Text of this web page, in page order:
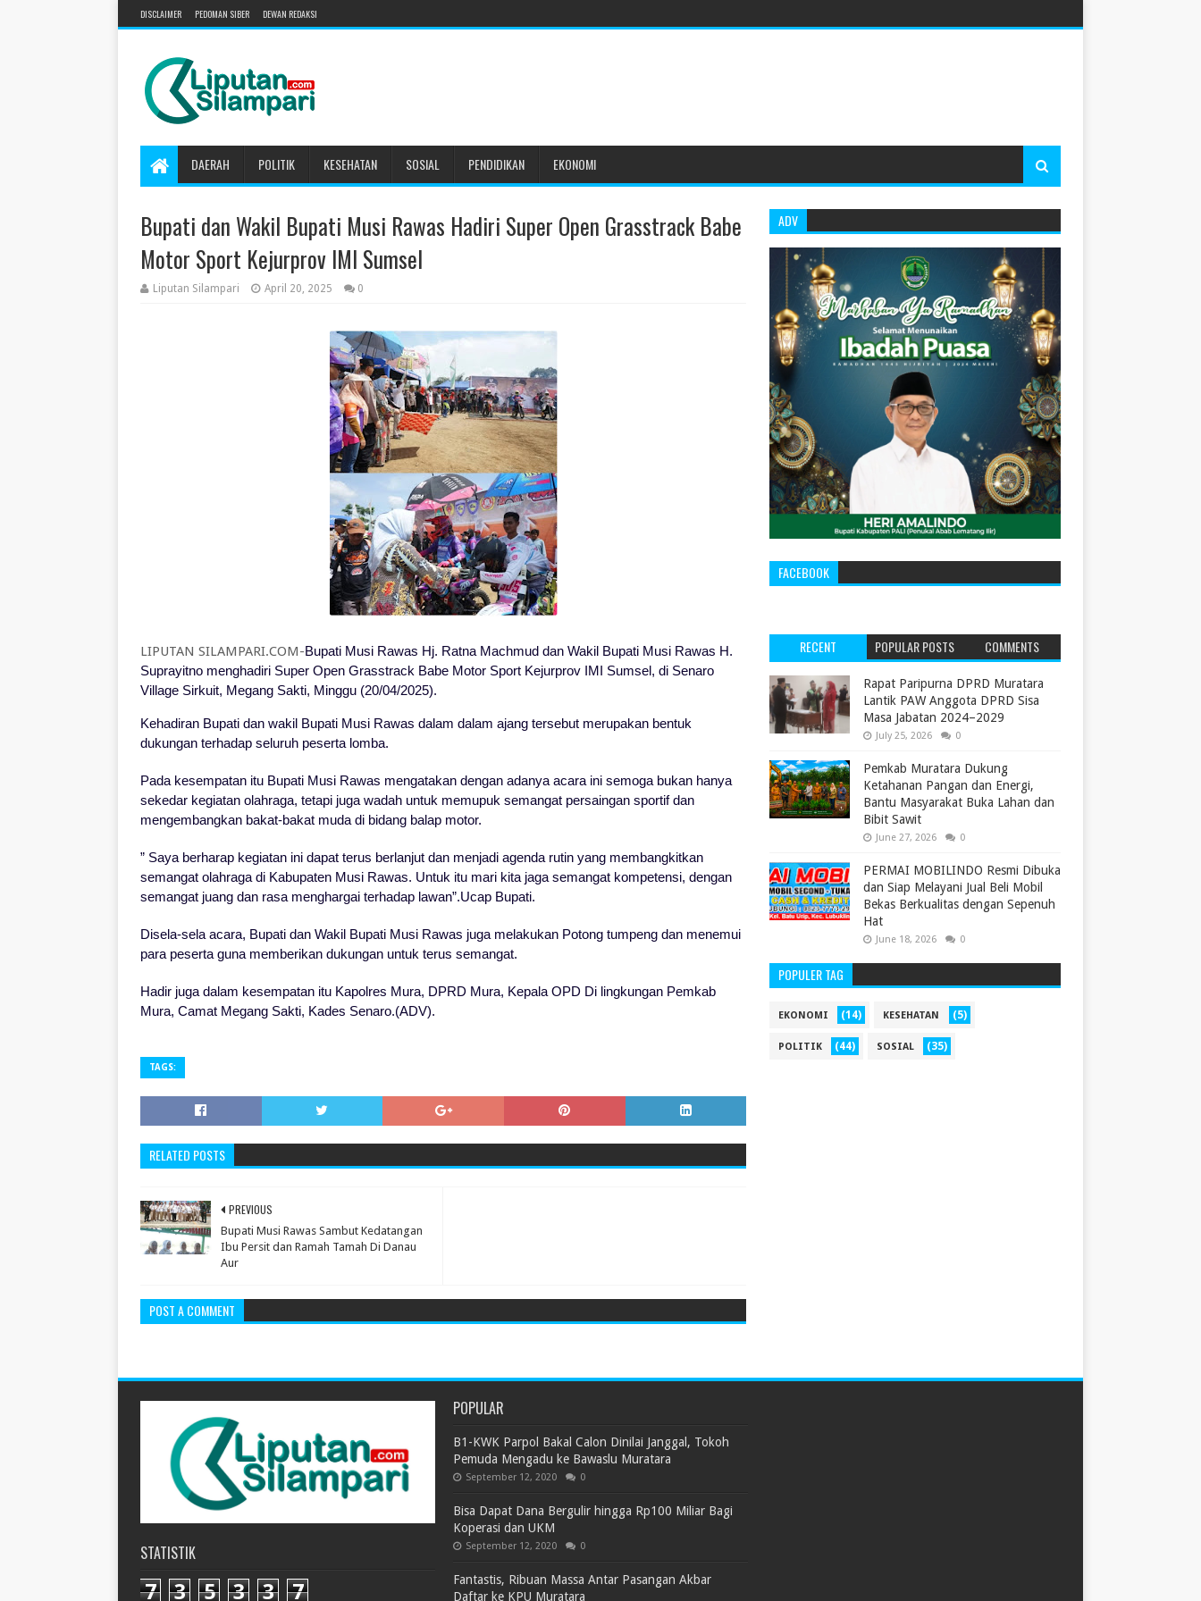
DISCLAIMER PEDOMAN SIBER DEWAN REDAKSI
DAERAH POLITIK KESEHATAN SOSIAL PENDIDIKAN EKONOMI
Bupati dan Wakil Bupati Musi Rawas Hadiri Super Open Grasstrack Babe
Motor Sport Kejurprov IMI Sumsel
Liputan Silampari April 20, 2025 0
LIPUTAN SILAMPARI.COM-Bupati Musi Rawas Hj. Ratna Machmud dan Wakil Bupati Musi Rawas H.
Suprayitno menghadiri Super Open Grasstrack Babe Motor Sport Kejurprov IMI Sumsel, di Senaro
Village Sirkuit, Megang Sakti, Minggu (20/04/2025).
Kehadiran Bupati dan wakil Bupati Musi Rawas dalam dalam ajang tersebut merupakan bentuk
dukungan terhadap seluruh peserta lomba.
Pada kesempatan itu Bupati Musi Rawas mengatakan dengan adanya acara ini semoga bukan hanya
sekedar kegiatan olahraga, tetapi juga wadah untuk memupuk semangat persaingan sportif dan
mengembangkan bakat-bakat muda di bidang balap motor.
” Saya berharap kegiatan ini dapat terus berlanjut dan menjadi agenda rutin yang membangkitkan
semangat olahraga di Kabupaten Musi Rawas. Untuk itu mari kita jaga semangat kompetensi, dengan
semangat juang dan rasa menghargai terhadap lawan”.Ucap Bupati.
Disela-sela acara, Bupati dan Wakil Bupati Musi Rawas juga melakukan Potong tumpeng dan menemui
para peserta guna memberikan dukungan untuk terus semangat.
Hadir juga dalam kesempatan itu Kapolres Mura, DPRD Mura, Kepala OPD Di lingkungan Pemkab
Mura, Camat Megang Sakti, Kades Senaro.(ADV).
TAGS:
RELATED POSTS
PREVIOUS
Bupati Musi Rawas Sambut Kedatangan
Ibu Persit dan Ramah Tamah Di Danau
Aur
POST A COMMENT
ADV
FACEBOOK
RECENT POPULAR POSTS COMMENTS
‎Rapat Paripurna DPRD Muratara
Lantik PAW Anggota DPRD Sisa
Masa Jabatan 2024–2029 ‎
July 25, 2026 0
Pemkab Muratara Dukung
Ketahanan Pangan dan Energi,
Bantu Masyarakat Buka Lahan dan
Bibit Sawit
June 27, 2026 0
PERMAI MOBILINDO Resmi Dibuka
dan Siap Melayani Jual Beli Mobil
Bekas Berkualitas dengan Sepenuh
Hat
June 18, 2026 0
POPULER TAG
EKONOMI (14) KESEHATAN (5)
POLITIK (44) SOSIAL (35)
STATISTIK
7 3 5 3 3 7
POPULAR
B1-KWK Parpol Bakal Calon Dinilai Janggal, Tokoh
Pemuda Mengadu ke Bawaslu Muratara
September 12, 2020 0
Bisa Dapat Dana Bergulir hingga Rp100 Miliar Bagi
Koperasi dan UKM
September 12, 2020 0
Fantastis, Ribuan Massa Antar Pasangan Akbar
Daftar ke KPU Muratara